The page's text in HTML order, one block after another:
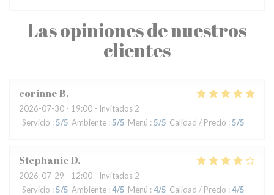
Las opiniones de nuestros
clientes
corinneB
2026-07-30 - 19:00 - Invitados 2
Servicio : 5/5 Ambiente : 5/5 Menú : 5/5 Calidad / Precio : 5/5
StephanieD
2026-07-29 - 12:00 - Invitados 2
Servicio : 5/5 Ambiente : 4/5 Menú : 4/5 Calidad / Precio : 4/5